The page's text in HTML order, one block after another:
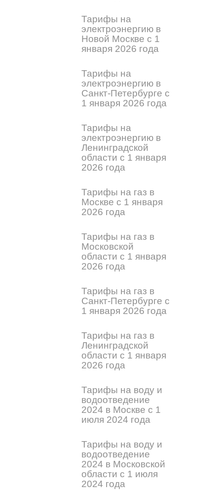
Тарифы на
электроэнергию в
Новой Москве с 1
января 2026 года
Тарифы на
электроэнергию в
Санкт-Петербурге с
1 января 2026 года
Тарифы на
электроэнергию в
Ленинградской
области с 1 января
2026 года
Тарифы на газ в
Москве с 1 января
2026 года
Тарифы на газ в
Московской
области с 1 января
2026 года
Тарифы на газ в
Санкт-Петербурге с
1 января 2026 года
Тарифы на газ в
Ленинградской
области с 1 января
2026 года
Тарифы на воду и
водоотведение
2024 в Москве с 1
июля 2024 года
Тарифы на воду и
водоотведение
2024 в Московской
области с 1 июля
2024 года